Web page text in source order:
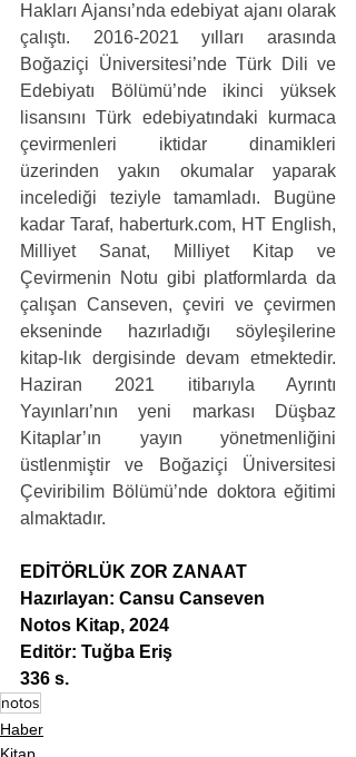
Hakları Ajansı’nda edebiyat ajanı olarak
çalıştı. 2016-2021 yılları arasında
Boğaziçi Üniversitesi’nde Türk Dili ve
Edebiyatı Bölümü’nde ikinci yüksek
lisansını Türk edebiyatındaki kurmaca
çevirmenleri iktidar dinamikleri
üzerinden yakın okumalar yaparak
incelediği teziyle tamamladı. Bugüne
kadar Taraf, haberturk.com, HT English,
Milliyet Sanat, Milliyet Kitap ve
Çevirmenin Notu gibi platformlarda da
çalışan Canseven, çeviri ve çevirmen
ekseninde hazırladığı söyleşilerine
kitap-lık dergisinde devam etmektedir.
Haziran 2021 itibarıyla Ayrıntı
Yayınları’nın yeni markası Düşbaz
Kitaplar’ın yayın yönetmenliğini
üstlenmiştir ve Boğaziçi Üniversitesi
Çeviribilim Bölümü’nde doktora eğitimi
almaktadır.
EDİTÖRLÜK ZOR ZANAAT
Hazırlayan: Cansu Canseven
Notos Kitap, 2024
Editör: Tuğba Eriş
336 s.
notos
Haber